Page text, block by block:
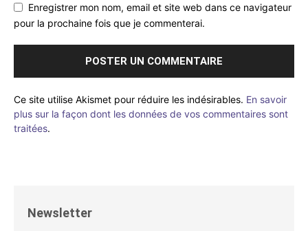
Enregistrer mon nom, email et site web dans ce navigateur
pour la prochaine fois que je commenterai.
Ce site utilise Akismet pour réduire les indésirables. En savoir
plus sur la façon dont les données de vos commentaires sont
traitées.
Newsletter